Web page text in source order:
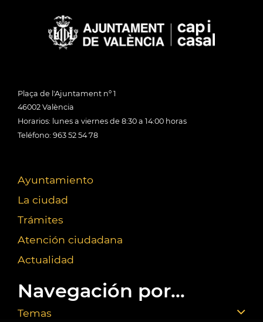
Plaça de l'Ajuntament nº 1
46002 València
Horarios: lunes a viernes de 8:30 a 14:00 horas
Teléfono: 963 52 54 78
Ayuntamiento
La ciudad
Trámites
Atención ciudadana
Actualidad
Navegación por...
Temas